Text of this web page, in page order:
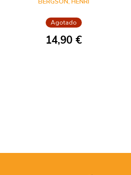
Agotado
14,90 €